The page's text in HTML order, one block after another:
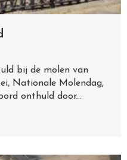
bij de molen van
Nationale Molendag,
onthuld door...